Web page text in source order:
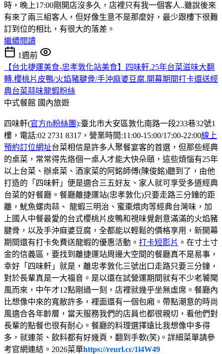
時，晚上17:00剛開店沒多久，店裡只有我一個客人..雖說後來
有來了兩三組客人，但好像生意不是那麼好，最少跟樓下很難
訂到位的相比，有很大的落差。
繼續閱讀
1週前
【台北捷運美食-忠孝敦化站美食】四味軒.25年台菜滋味大翻
轉.櫻桃片皮鴨/火焰豬腱骨/手沖麻婆豆腐.開幕期間打卡還送經
典台菜蒜味龍蝦粉絲
中式餐館 國內旅遊
四味軒(官方fb粉絲團):臺北市大安區敦化南路一段233巷32號1
樓，電話:02 2731 8317，營業時間:11:00-15:00/17:00-22:00線上
預約訂位網址台菜相信是許多人聚餐宴客的首選，但那些經典
的桌菜，常常得先烙個一桌人才能大快朵頤，這些煩惱有25年
以上台菜、辦桌菜、酒家菜的阿銘師傅(陳俊銘)聽到了，由他
打造的「四味軒」便是適合三五好友、家人就可享受多道經典
台菜的好餐廳。餐廳離捷運站(忠孝敦化)只要走路三分鐘的距
離，魷魚螺肉蒜、 龍蝦三明治、蜜棗煨肉等經典台灣味，加
上國人中餐最愛的台式櫻桃片皮鴨和視味覺創意滿滿的火焰豬
腱骨，以及手沖麻婆豆腐，全都能以輕鬆的價格享用，新開幕
期間還有打卡免費送龍蝦的優惠活動。 打卡短影片 。在寸土寸
金的信義區，要找到離捷運站周邊大空間的餐廳真不是易事，
幸好「四味軒」就是，離忠孝敦化三號出口走路只要三分鐘，
對於長輩真是一大福音。是以還在試營運期間就有不少老饕聞
風而來，中午才12點剛過一刻，店裡就幾乎坐無虛席。餐廳內
比想像中來的寬敝許多，裡面還有一個包廂。帶點潮意的時尚
風適合各年齡層，當天服務我們的店員也都很親切，看他們對
長輩的點餐也很有耐心。餐廳的料理選擇遠比我想像中多得
多，就連茶、飲料都有好幾頁，翻到手軟(笑)。詳細菜單請參
考官網連結。2026菜單https://reurl.cc/1l4W49